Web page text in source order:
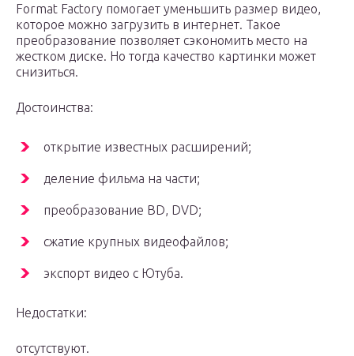
Format Factory помогает уменьшить размер видео,
которое можно загрузить в интернет. Такое
преобразование позволяет сэкономить место на
жестком диске. Но тогда качество картинки может
снизиться.
Достоинства:
открытие известных расширений;
деление фильма на части;
преобразование BD, DVD;
сжатие крупных видеофайлов;
экспорт видео с Ютуба.
Недостатки:
отсутствуют.